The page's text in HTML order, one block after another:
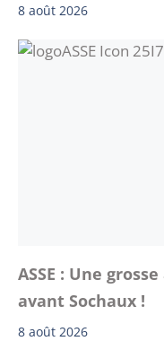
8 août 2026
ASSE : Une
avant Sochaux !
8 août 2026